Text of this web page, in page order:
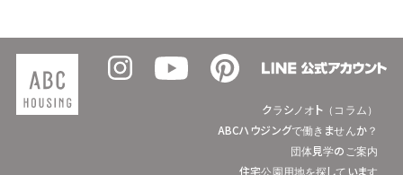
クラシノオト（コラム）
ABCハウジングで働きませんか？
団体見学のご案内
住宅公園用地を探しています